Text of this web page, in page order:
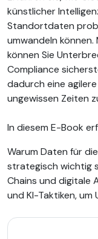
künstlicher
Standortdaten
umwandeln
können Sie
Compliance
dadurch eine
ungewissen Zeiten
In diesem E-Book
Warum Daten für
strategisch wichtig
Chains und digitale
und KI-Taktiken, um